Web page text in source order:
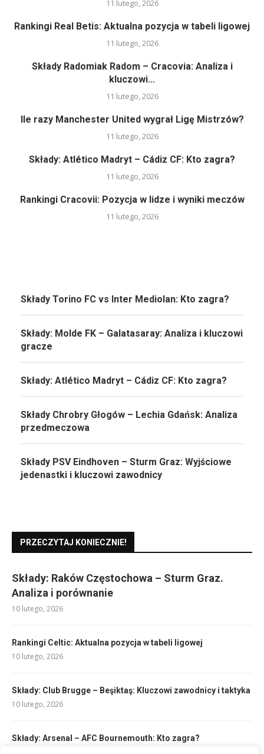
11 lutego, 2026
Rankingi Real Betis: Aktualna pozycja w tabeli ligowej
11 lutego, 2026
Składy Radomiak Radom – Cracovia: Analiza i
kluczowi...
11 lutego, 2026
Ile razy Manchester United wygrał Ligę Mistrzów?
11 lutego, 2026
Składy: Atlético Madryt – Cádiz CF: Kto zagra?
11 lutego, 2026
Rankingi Cracovii: Pozycja w lidze i wyniki meczów
11 lutego, 2026
Składy Torino FC vs Inter Mediolan: Kto zagra?
Składy: Molde FK – Galatasaray: Analiza i kluczowi
gracze
Składy: Atlético Madryt – Cádiz CF: Kto zagra?
Składy Chrobry Głogów – Lechia Gdańsk: Analiza
przedmeczowa
Składy PSV Eindhoven – Sturm Graz: Wyjściowe
jedenastki i kluczowi zawodnicy
PRZECZYTAJ KONIECZNIE!
Składy: Raków Częstochowa – Sturm Graz.
Analiza i porównanie
10 lutego, 2026
Rankingi Celtic: Aktualna pozycja w tabeli ligowej
10 lutego, 2026
Składy: Club Brugge – Beşiktaş: Kluczowi zawodnicy i taktyka
10 lutego, 2026
Składy: Arsenal – AFC Bournemouth: Kto zagra?